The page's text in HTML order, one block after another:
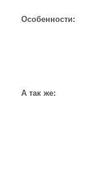
Особенности:
А так же: